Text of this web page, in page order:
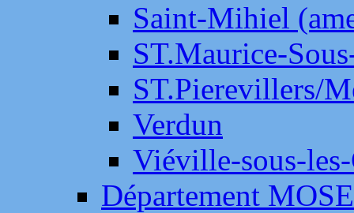
Saint-Mihiel
ST.Maurice-
ST.Pierevillers/
Verdun
Viéville-sous-
Département